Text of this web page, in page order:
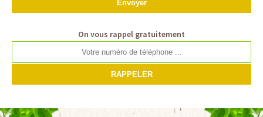
On vous rappel gratuitement